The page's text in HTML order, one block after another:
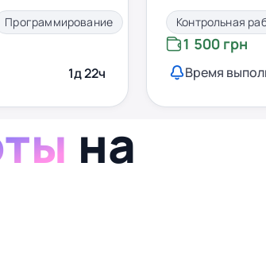
Программирование
1д 22ч
Контрольная
1 500 грн
Время
на